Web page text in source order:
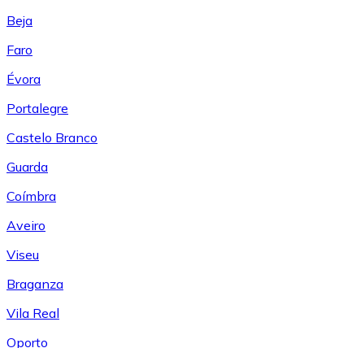
Beja
Faro
Évora
Portalegre
Castelo Branco
Guarda
Coímbra
Aveiro
Viseu
Braganza
Vila Real
Oporto